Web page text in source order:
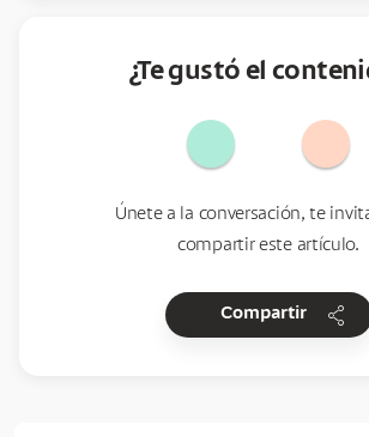
¿Te gustó el
Únete a la conversación, te
compartir este artículo.
Compartir share